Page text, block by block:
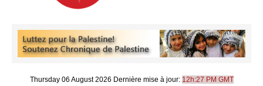
Thursday 06 August 2026 Dernière mise à jour: 12h:27 PM GMT